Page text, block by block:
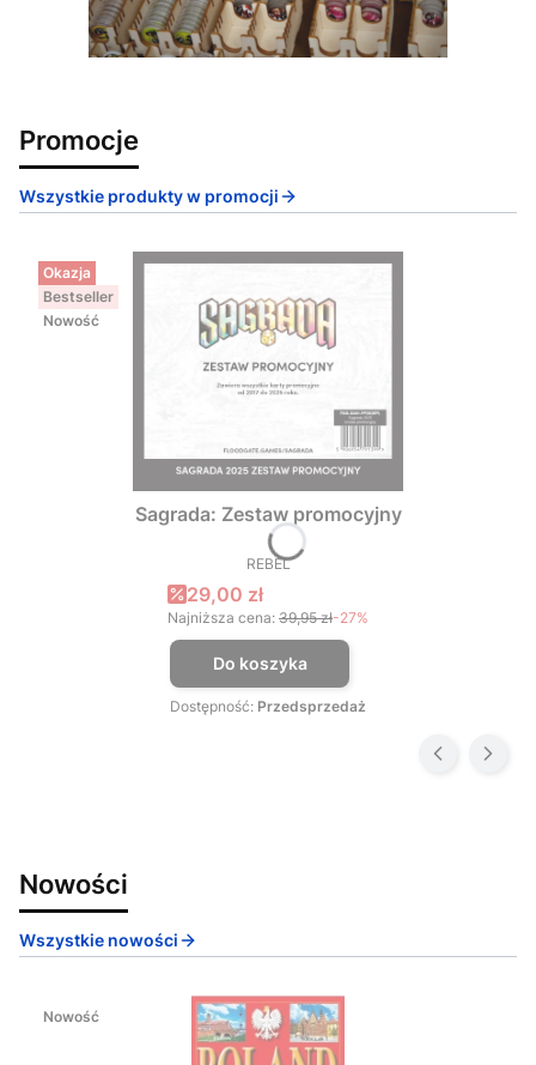
Promocje
Wszystkie produkty w promocji
Okazja
Bestseller
Nowość
Sagrada: Zestaw promocyjny
PRODUCENT
REBEL
Cena promocyjna
29,00 zł
Najniższa cena: 39,95 zł-27%
Do koszyka
Dostępność: Przedsprzedaż
Nowości
Wszystkie nowości
Nowość